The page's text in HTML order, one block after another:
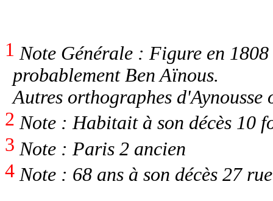
1 Note Générale : Figure en
probablement Ben Aïnous.
Autres orthographes
2 Note : Habitait à son décès 10
3 Note : Paris 2 ancien
4 Note : 68 ans à son décès 27